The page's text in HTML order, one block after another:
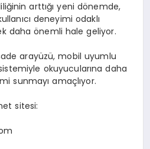
arttığı yeni dönemde,
deneyimi odaklı
daha önemli hale geliyor.
arayüzü, mobil uyumlu
okuyucularına daha
sunmayı amaçlıyor.
sitesi: